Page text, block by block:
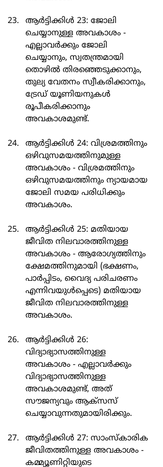
ആർട്ടിക്കിൾ 23: ജോലി
ചെയ്യാനുള്ള അവകാശം -
എല്ലാവർക്കും ജോലി
ചെയ്യാനും, സ്വതന്ത്രമായി
തൊഴിൽ തിരഞ്ഞെടുക്കാനും,
തുല്യ വേതനം സ്വീകരിക്കാനും,
ട്രേഡ് യൂണിയനുകൾ
രൂപീകരിക്കാനും
അവകാശമുണ്ട്.
ആർട്ടിക്കിൾ 24: വിശ്രമത്തിനും
ഒഴിവുസമയത്തിനുമുള്ള
അവകാശം - വിശ്രമത്തിനും
ഒഴിവുസമയത്തിനും ന്യായമായ
ജോലി സമയ പരിധിക്കും
അവകാശം.
ആർട്ടിക്കിൾ 25: മതിയായ
ജീവിത നിലവാരത്തിനുള്ള
അവകാശം - ആരോഗ്യത്തിനും
ക്ഷേമത്തിനുമായി (ഭക്ഷണം,
പാർപ്പിടം, വൈദ്യ പരിചരണം
എന്നിവയുൾപ്പെടെ) മതിയായ
ജീവിത നിലവാരത്തിനുള്ള
അവകാശം.
ആർട്ടിക്കിൾ 26:
വിദ്യാഭ്യാസത്തിനുള്ള
അവകാശം - എല്ലാവർക്കും
വിദ്യാഭ്യാസത്തിനുള്ള
അവകാശമുണ്ട്, അത്
സൗജന്യവും ആക്സസ്
ചെയ്യാവുന്നതുമായിരിക്കും.
ആർട്ടിക്കിൾ 27: സാംസ്കാരിക
ജീവിതത്തിനുള്ള അവകാശം -
കമ്മ്യൂണിറ്റിയുടെ